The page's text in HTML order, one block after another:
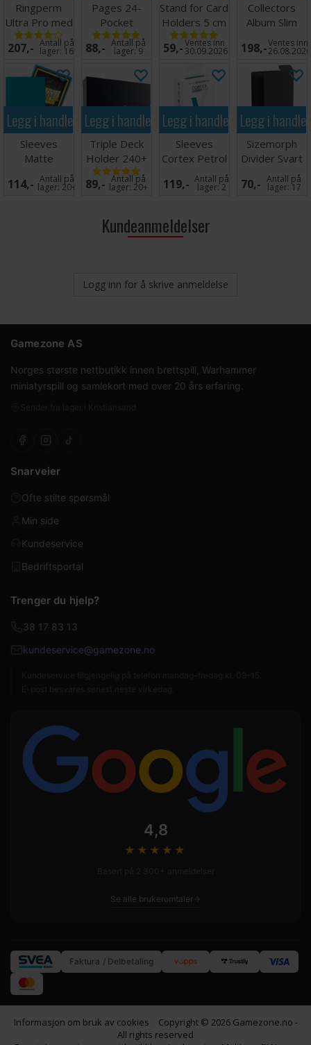
Ringperm
Ultra Pro med
Magic Logo
(900)
207,- Antall på
lager: 16
Pages 24-
Pocket
QuadRow x10
Svart
88,- Antall på
lager:9
Stand for Card
Holders 5 cm
(5 stk)
59,-Ventes inn
30.09.2026
Collectors
Album Slim
Regular Svart
198,-Ventes inn
26.08.2026
Legg i handlekurven
Sleeves
Matte
Turquoise
x100 66x91
114,- Antall på
lager: 20+
Legg i handlekurven
Triple Deck
Holder 240+
Black
89,- Antall på
lager:20+
Legg i handlekurven
Sleeves
Cortex Petrol
MATTE x100
66x91
119,- Antall på
lager:2
Legg i
Sizemorph
Divider Svart
70,- Antall på
lager: 17
Kundeanmeldelser
Logg inn for å skrive anmeldelse
Gamezone AS
Norges største nettbutikk innen brettspill, Warhammer
miniatyrspill og samlekort med over 20 års erfaring.
Snarveier
Ofte stilte spørsmål
Min side
Kundeservice
Bedriftsportal
Trenger du hjelp?
38 17 83 13
kundeservice@gamezone.no
4,8
★★★★ ★
Se alle brukeromtaler
Faktura / Delbetaling
Informasjon om bruk av cookies
Copyright © 2026 Gamezone.no -
All rights reserved